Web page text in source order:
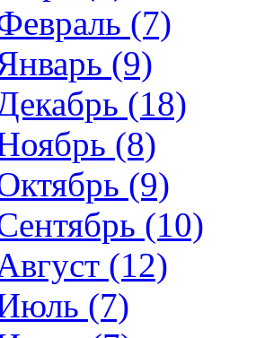
(7)
(9)
(18)
(8)
(9)
(10)
(12)
(7)